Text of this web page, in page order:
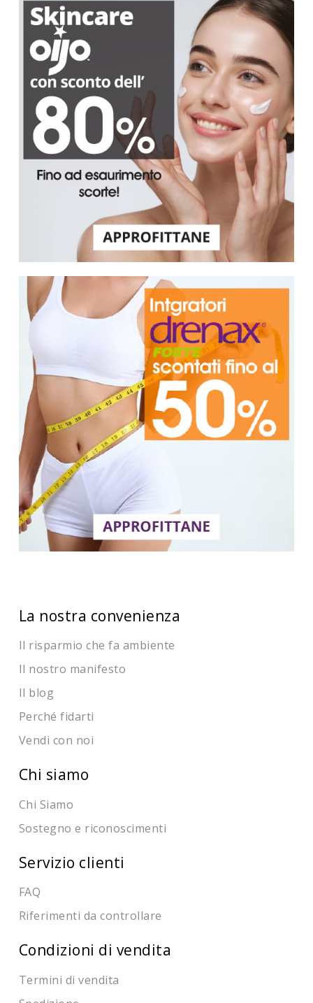
La nostra convenienza
Il risparmio che fa ambiente
Il nostro manifesto
Il blog
Perché fidarti
Vendi con noi
Chi siamo
Chi Siamo
Sostegno e riconoscimenti
Servizio clienti
FAQ
Riferimenti da controllare
Condizioni di vendita
Termini di vendita